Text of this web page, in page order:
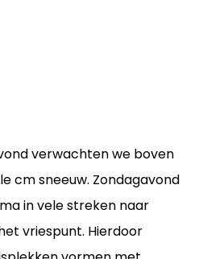
verwachten we boven
cm sneeuw. Zondagavond
in vele streken naar
vriespunt. Hierdoor